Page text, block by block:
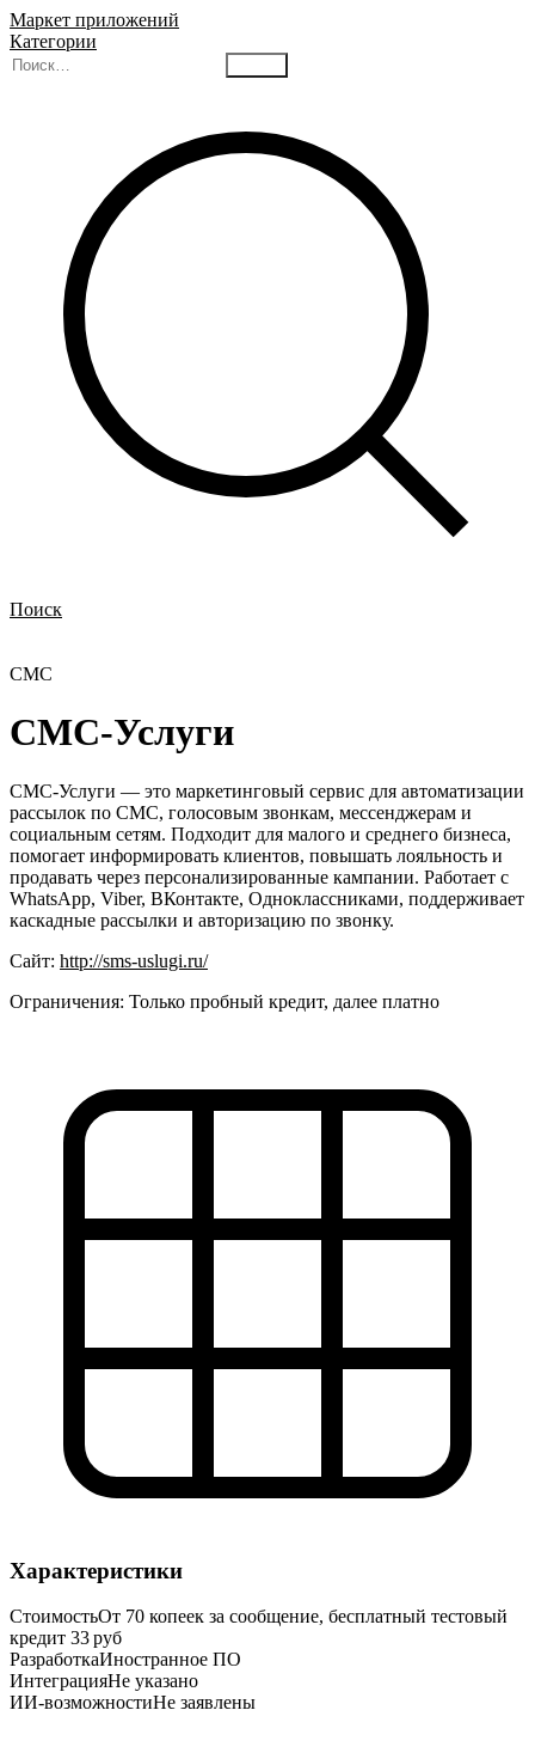
Маркет приложений
Категории
Поиск
СМС
СМС-Услуги
СМС-Услуги — это маркетинговый сервис для автоматизации
рассылок по СМС, голосовым звонкам, мессенджерам и
социальным сетям. Подходит для малого и среднего бизнеса,
помогает информировать клиентов, повышать лояльность и
продавать через персонализированные кампании. Работает с
WhatsApp, Viber, ВКонтакте, Одноклассниками, поддерживает
каскадные рассылки и авторизацию по звонку.
Сайт: http://sms-uslugi.ru/
Ограничения: Только пробный кредит, далее платно
Характеристики
СтоимостьОт 70 копеек за сообщение, бесплатный тестовый
кредит 33 руб
РазработкаИностранное ПО
ИнтеграцияНе указано
ИИ-возможностиНе заявлены